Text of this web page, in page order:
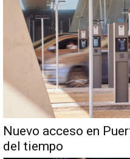
Nuevo acceso en
del tiempo